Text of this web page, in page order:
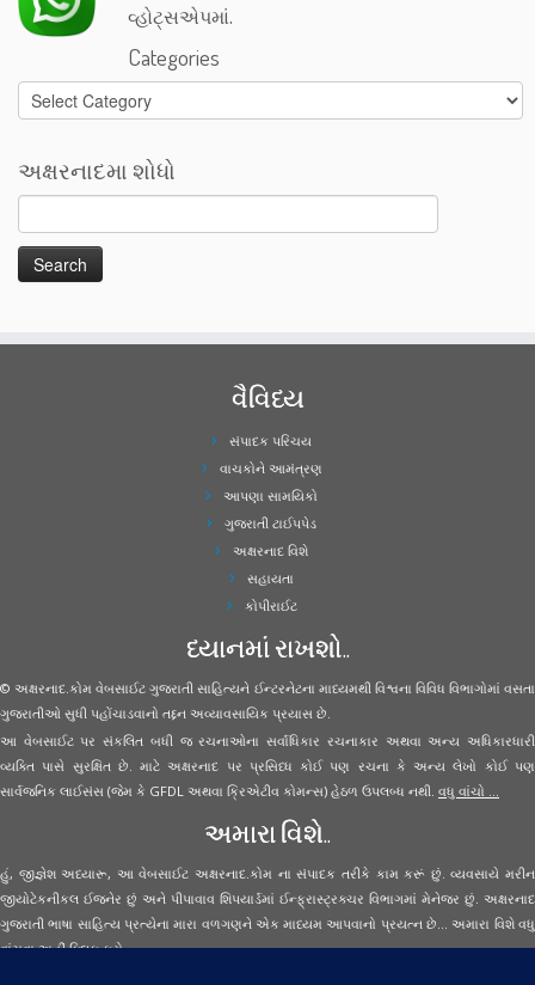
વ્હોટ્સએપમાં.
Categories
Categories
અક્ષરનાદમા શોધો
વૈવિધ્ય
સંપાદક પરિચય
વાચકોને આમંત્રણ
આપણા સામયિકો
ગુજરાતી ટાઈપપેડ
અક્ષરનાદ વિશે
સહાયતા
કોપીરાઈટ
ધ્યાનમાં રાખશો..
© અક્ષરનાદ.કોમ વેબસાઈટ ગુજરાતી સાહિત્યને ઈન્ટરનેટના માધ્યમથી વિશ્વના વિવિધ વિભાગોમાં વસતા
ગુજરાતીઓ સુધી પહોંચાડવાનો તદ્દન અવ્યાવસાયિક પ્રયાસ છે.
આ વેબસાઈટ પર સંકલિત બધી જ રચનાઓના સર્વાધિકાર રચનાકાર અથવા અન્ય અધિકારધારી
વ્યક્તિ પાસે સુરક્ષિત છે. માટે અક્ષરનાદ પર પ્રસિધ્ધ કોઈ પણ રચના કે અન્ય લેખો કોઈ પણ
સાર્વજનિક લાઈસંસ (જેમ કે GFDL અથવા ક્રિએટીવ કોમન્સ) હેઠળ ઉપલબ્ધ નથી. વધુ વાંચો ...
અમારા વિશે..
હું, જીજ્ઞેશ અધ્યારૂ, આ વેબસાઈટ અક્ષરનાદ.કોમ ના સંપાદક તરીકે કામ કરૂં છું. વ્યવસાયે મરીન
જીયોટેકનીકલ ઈજનેર છું અને પીપાવાવ શિપયાર્ડમાં ઈન્ફ્રાસ્ટ્રક્ચર વિભાગમાં મેનેજર છું. અક્ષરનાદ
ગુજરાતી ભાષા સાહિત્ય પ્રત્યેના મારા વળગણને એક માધ્યમ આપવાનો પ્રયત્ન છે... અમારા વિશે વધુ
વાંચવાઅહીં ક્લિક કરો...